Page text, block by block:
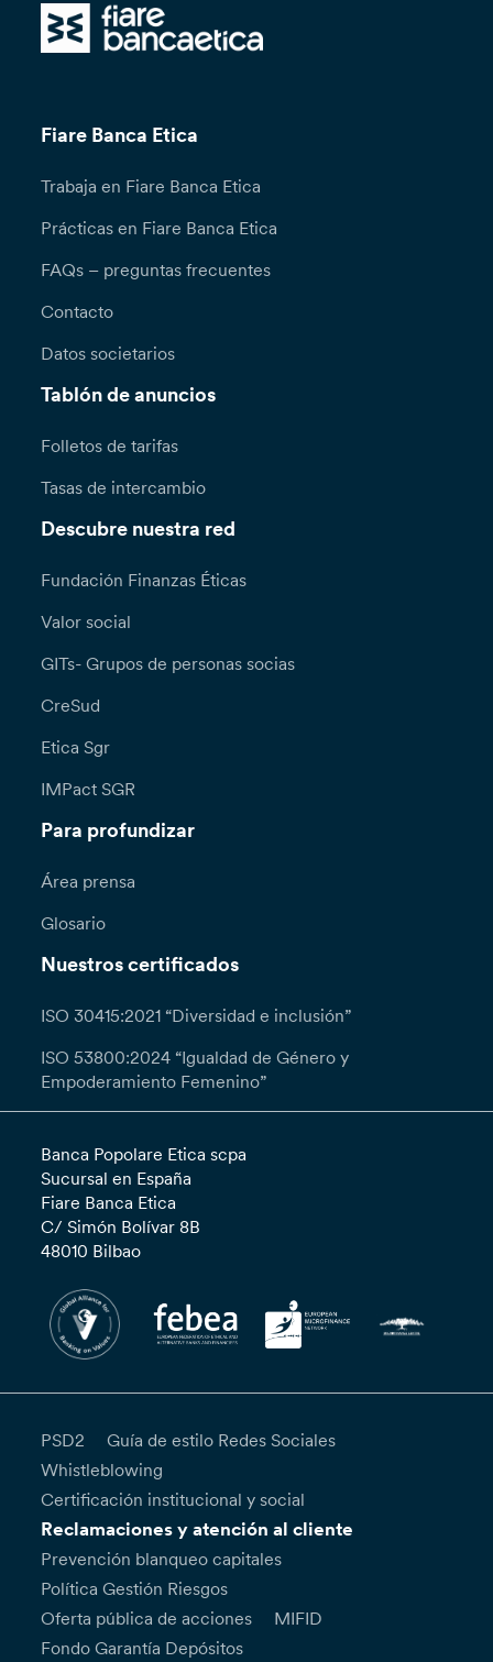
Fiare Banca Etica
Trabaja en Fiare Banca Etica
Prácticas en Fiare Banca Etica
FAQs – preguntas frecuentes
Contacto
Datos societarios
Tablón de anuncios
Folletos de tarifas
Tasas de intercambio
Descubre nuestra red
Fundación Finanzas Éticas
Valor social
GITs- Grupos de personas socias
CreSud
Etica Sgr
IMPact SGR
Para profundizar
Área prensa
Glosario
Nuestros certificados
ISO 30415:2021 “Diversidad e inclusión”
ISO 53800:2024 “Igualdad de Género y
Empoderamiento Femenino”
Banca Popolare Etica scpa
Sucursal en España
Fiare Banca Etica
C/ Simón Bolívar 8B
48010 Bilbao
PSD2
Guía de estilo Redes Sociales
Whistleblowing
Certificación institucional y social
Reclamaciones y atención al cliente
Prevención blanqueo capitales
Política Gestión Riesgos
Oferta pública de acciones
MIFID
Fondo Garantía Depósitos